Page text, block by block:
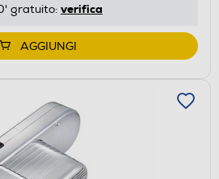
gratuito: verifica
AGGIUNGI